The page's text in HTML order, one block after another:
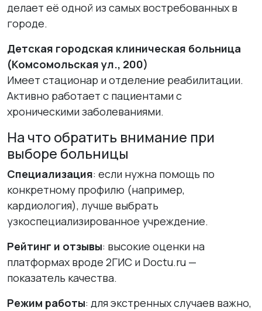
делает её одной из самых востребованных в
городе.
Детская городская клиническая больница
(Комсомольская ул., 200)
Имеет стационар и отделение реабилитации.
Активно работает с пациентами с
хроническими заболеваниями.
На что обратить внимание при
выборе больницы
Специализация: если нужна помощь по
конкретному профилю (например,
кардиология), лучше выбрать
узкоспециализированное учреждение.
Рейтинг и отзывы: высокие оценки на
платформах вроде 2ГИС и Doctu.ru —
показатель качества.
Режим работы: для экстренных случаев важно,